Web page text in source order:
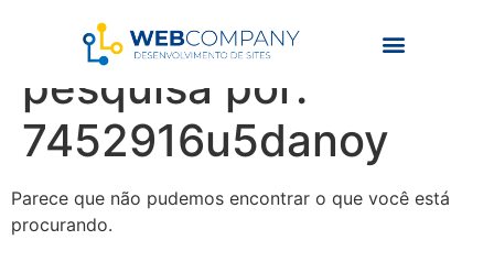
Resultados da
pesquisa por:
7452916u5danoy
Parece que não pudemos encontrar o que você está
procurando.